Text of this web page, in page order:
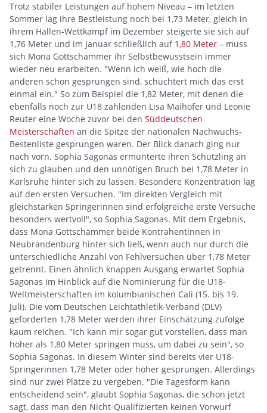
Trotz stabiler Leistungen auf hohem Niveau – im letzten
Sommer lag ihre Bestleistung noch bei 1,73 Meter, gleich in
ihrem Hallen-Wettkampf im Dezember steigerte sie sich auf
1,76 Meter und im Januar schließlich auf 1,80 Meter – muss
sich Mona Gottschämmer ihr Selbstbewusstsein immer
wieder neu erarbeiten. "Wenn ich weiß, wie hoch die
anderen schon gesprungen sind, schüchtert mich das erst
einmal ein." So zum Beispiel die 1,82 Meter, mit denen die
ebenfalls noch zur U18 zählenden Lisa Maihöfer und Leonie
Reuter eine Woche zuvor bei den Süddeutschen
Meisterschaften an die Spitze der nationalen Nachwuchs-
Bestenliste gesprungen waren. Der Blick danach ging nur
nach vorn. Sophia Sagonas ermunterte ihren Schützling an
sich zu glauben und den unnötigen Bruch bei 1,78 Meter in
Karlsruhe hinter sich zu lassen. Besondere Konzentration lag
auf den ersten Versuchen. "Im direkten Vergleich mit
gleichstarken Springerinnen sind erfolgreiche erste Versuche
besonders wertvoll", so Sophia Sagonas. Mit dem Ergebnis,
dass Mona Gottschämmer beide Kontrahentinnen in
Neubrandenburg hinter sich ließ, wenn auch nur durch die
unterschiedliche Anzahl von Fehlversuchen über 1,78 Meter
getrennt. Einen ähnlich knappen Ausgang erwartet Sophia
Sagonas im Hinblick auf die Nominierung für die U18-
Weltmeisterschaften im kolumbianischen Cali (15. bis 19.
Juli). Die vom Deutschen Leichtathletik-Verband (DLV)
geforderten 1,78 Meter werden ihrer Einschätzung zufolge
kaum reichen. "Ich kann mir sogar gut vorstellen, dass man
höher als 1,80 Meter springen muss, um dabei zu sein", so
Sophia Sagonas. In diesem Winter sind bereits vier U18-
Springerinnen 1,78 Meter oder höher gesprungen. Allerdings
sind nur zwei Plätze zu vergeben. "Die Tagesform kann
entscheidend sein", glaubt Sophia Sagonas, die schon jetzt
sagt, dass man den Nicht-Qualifizierten keinen Vorwurf